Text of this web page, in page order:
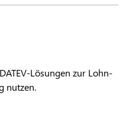
DATEV-Lösungen zur Lohn-
nutzen.